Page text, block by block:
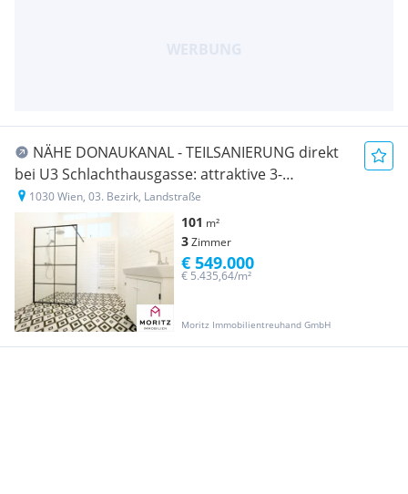
NÄHE DONAUKANAL - TEILSANIERUNG direkt
bei U3 Schlachthausgasse: attraktive 3-
Zimmerwohnung inkl. neuer Küche und 2 Bäder
1030 Wien, 03. Bezirk, Landstraße
101 m²
3Zimmer
Moritz Immobilientreuhand GmbH
€ 5.435,64/m²
€ 549.000